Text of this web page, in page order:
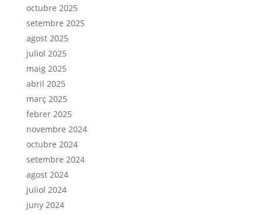
octubre 2025
setembre 2025
agost 2025
juliol 2025
maig 2025
abril 2025
març 2025
febrer 2025
novembre 2024
octubre 2024
setembre 2024
agost 2024
juliol 2024
juny 2024